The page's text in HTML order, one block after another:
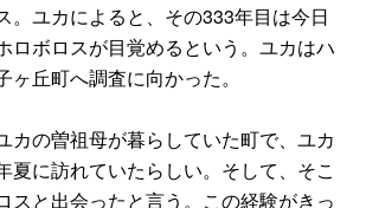
。ユカによると、その333年目は今日
ロボロスが目覚めるという。ユカはハ
ヶ丘町へ調査に向かった。
カの曽祖母が暮らしていた町で、ユカ
夏に訪れていたらしい。そして、そこ
スと出会ったと言う。この経験がきっ